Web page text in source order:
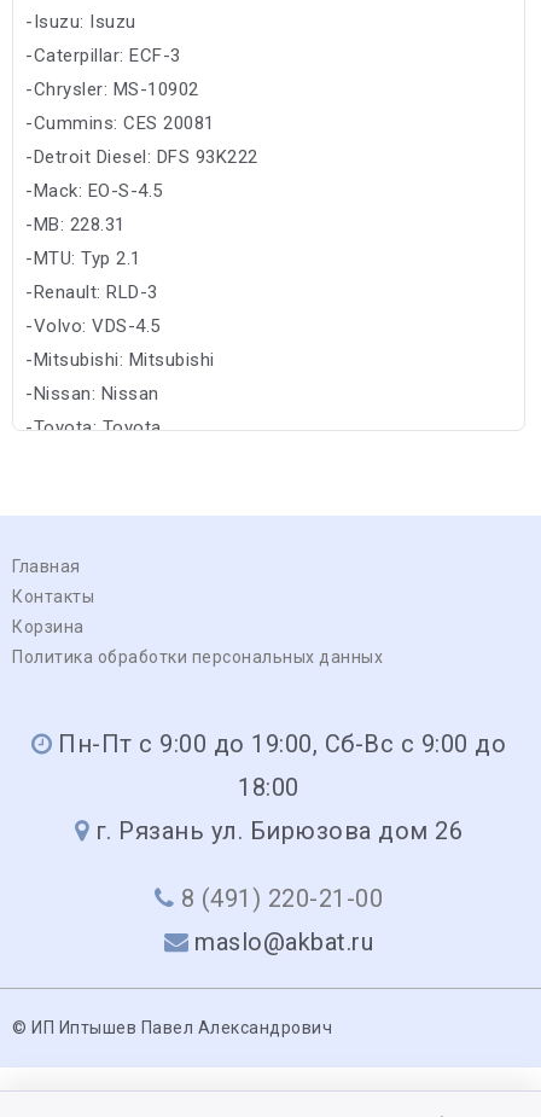
-Isuzu: Isuzu
-Caterpillar: ECF-3
-Chrysler: MS-10902
-Cummins: CES 20081
-Detroit Diesel: DFS 93K222
-Mack: EO-S-4.5
-MB: 228.31
-MTU: Typ 2.1
-Renault: RLD-3
-Volvo: VDS-4.5
-Mitsubishi: Mitsubishi
-Nissan: Nissan
-Toyota: Toyota
Главная
Контакты
Корзина
Политика обработки персональных данных
Пн-Пт с 9:00 до 19:00, Сб-Вс с 9:00 до
18:00
г. Рязань ул. Бирюзова дом 26
8 (491) 220-21-00
maslo@akbat.ru
© ИП Иптышев Павел Александрович